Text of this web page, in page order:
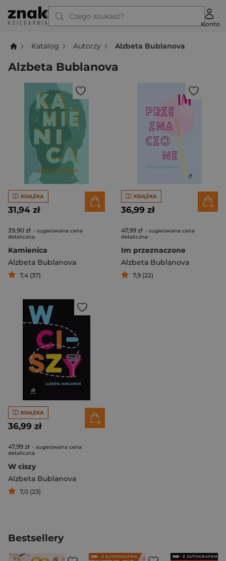
Czego szukasz?
Konto
Katalog Autorzy Alzbeta Bublanova
Alzbeta Bublanova
KSIĄŻKA
31,94 zł
39,90 zł - sugerowana cena
detaliczna
Kamienica
Alzbeta Bublanova
7,4 (37)
KSIĄŻKA
36,99 zł
47,99 zł - sugerowana cena
detaliczna
Im przeznaczone
Alzbeta Bublanova
7,9 (22)
KSIĄŻKA
36,99 zł
47,99 zł - sugerowana cena
detaliczna
W ciszy
Alzbeta Bublanova
7,0 (23)
Bestsellery